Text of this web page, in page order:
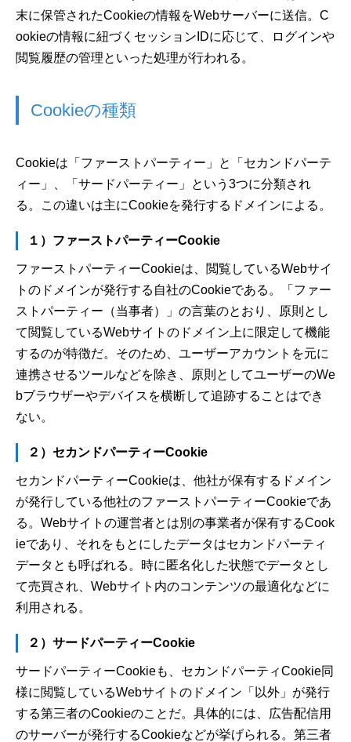
末に保管されたCookieの情報をWebサーバーに送信。C
ookieの情報に紐づくセッションIDに応じて、ログインや
閲覧履歴の管理といった処理が行われる。
Cookieの種類
Cookieは「ファーストパーティー」と「セカンドパーテ
ィー」、「サードパーティー」という3つに分類され
る。この違いは主にCookieを発行するドメインによる。
１）ファーストパーティーCookie
ファーストパーティーCookieは、閲覧しているWebサイ
トのドメインが発行する自社のCookieである。「ファー
ストパーティー（当事者）」の言葉のとおり、原則とし
て閲覧しているWebサイトのドメイン上に限定して機能
するのが特徴だ。そのため、ユーザーアカウントを元に
連携させるツールなどを除き、原則としてユーザーのWe
bブラウザーやデバイスを横断して追跡することはでき
ない。
２）セカンドパーティーCookie
セカンドパーティーCookieは、他社が保有するドメイン
が発行している他社のファーストパーティーCookieであ
る。Webサイトの運営者とは別の事業者が保有するCook
ieであり、それをもとにしたデータはセカンドパーティ
データとも呼ばれる。時に匿名化した状態でデータとし
て売買され、Webサイト内のコンテンツの最適化などに
利用される。
２）サードパーティーCookie
サードパーティーCookieも、セカンドパーティCookie同
様に閲覧しているWebサイトのドメイン「以外」が発行
する第三者のCookieのことだ。具体的には、広告配信用
のサーバーが発行するCookieなどが挙げられる。第三者